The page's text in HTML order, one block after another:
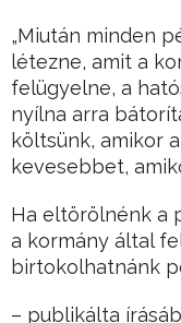
„Miután minden
létezne, amit a
felügyelne, a
nyílna arra
költsünk, amikor
kevesebbet,
Ha eltörölnénk a
a kormány által
birtokolhatnánk
– publikálta